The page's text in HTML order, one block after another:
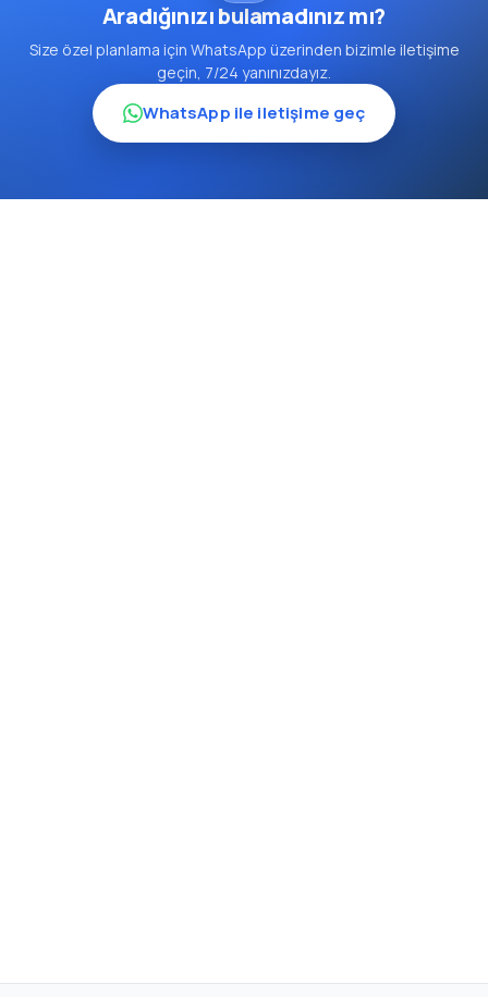
Aradığınızı bulamadınız mı?
Size özel planlama için WhatsApp üzerinden bizimle iletişime
geçin, 7/24 yanınızdayız.
WhatsApp ile iletişime geç